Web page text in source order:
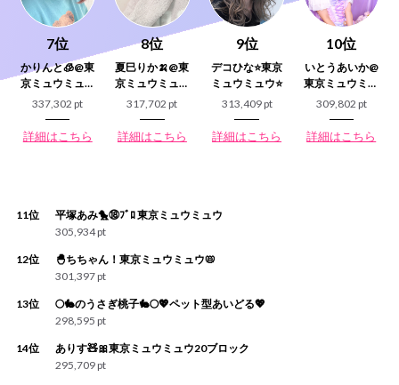
7位
かりんと🧊@東
京ミュウミュウ
16ブロック
337,302 pt
詳細はこちら
8位
夏巳りか🍌@東
京ミュウミュウ
19ブロック
317,702 pt
詳細はこちら
9位
デコひな⭐️東京
ミュウミュウ⭐️
313,409 pt
詳細はこちら
10位
いとうあいか@
東京ミュウミュ
ウ3ブロック
309,802 pt
詳細はこちら
11位
平塚あみ🐤⑱ﾌﾞﾛ 東京ミュウミュウ
305,934 pt
12位
🐣ちちゃん！東京ミュウミュウ📛
301,397 pt
13位
🌕🐇のうさぎ桃子🐇🌕💖ペット型あいどる💖
298,595 pt
14位
ありす🧸🎀東京ミュウミュウ20ブロック
295,709 pt